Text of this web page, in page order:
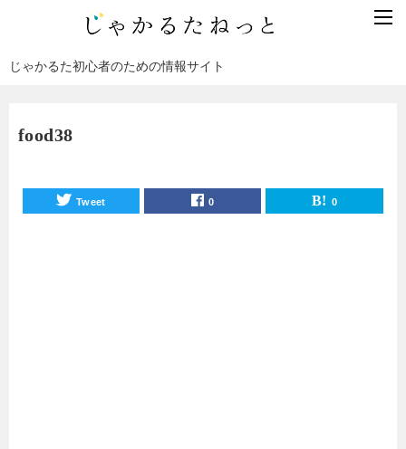
じゃかるた初心者のための情報サイト
food38
Tweet 0 0